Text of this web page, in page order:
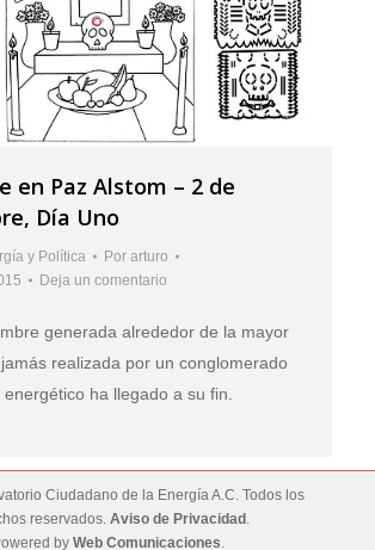
en Paz Alstom – 2 de
Día Uno
y Política Por arturo
Deja un comentario
generada alrededor de la mayor
realizada por un conglomerado
ha llegado a su fin.
Ciudadano de la Energía A.C. Todos los
reservados. Aviso de Privacidad .
by Web Comunicaciones.